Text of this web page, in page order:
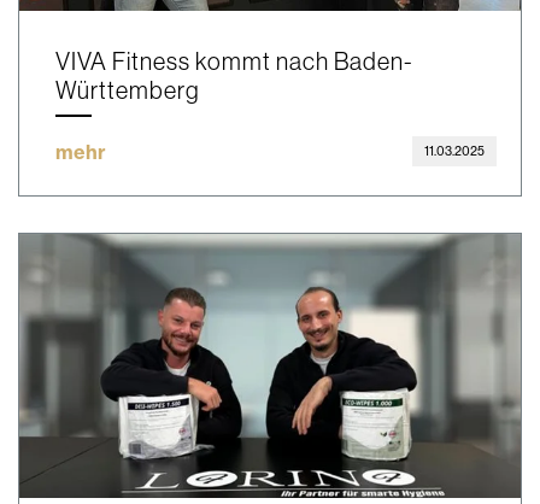
VIVA Fitness kommt nach Baden-
Württemberg
mehr 11.03.2025